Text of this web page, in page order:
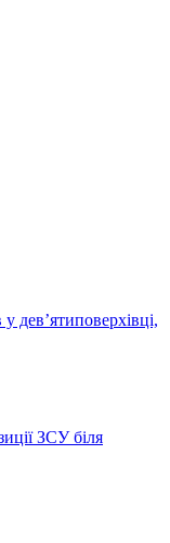
дев’ятиповерхівці,
ЗСУ біля